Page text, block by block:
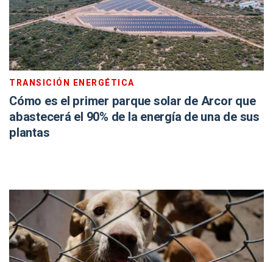
TRANSICIÓN ENERGÉTICA
Cómo es el primer parque solar de Arcor que
abastecerá el 90% de la energía de una de sus
plantas